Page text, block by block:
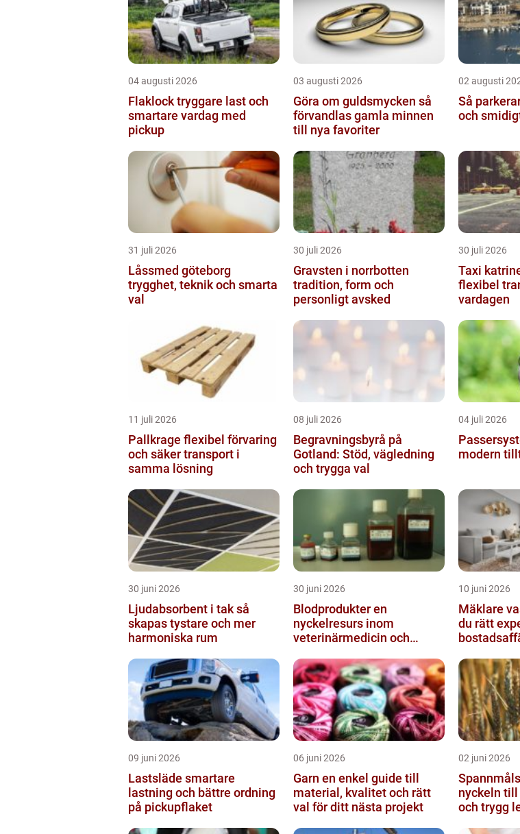
04 augusti 2026
Flaklock tryggare last och
smartare vardag med
pickup
03 augusti 2026
Göra om guldsmycken så
förvandlas gamla minnen
till nya favoriter
02 augusti
Så
och
31 juli 2026
Låssmed göteborg
trygghet, teknik och smarta
val
30 juli 2026
Gravsten i norrbotten
tradition, form och
personligt avsked
30 juli 2026
Taxi katrineholm
flexibel
vardagen
11 juli 2026
Pallkrage flexibel förvaring
och säker transport i
samma lösning
08 juli 2026
Begravningsbyrå på
Gotland: Stöd, vägledning
och trygga val
04 juli 2026
modern
30 juni 2026
Ljudabsorbent i tak så
skapas tystare och mer
harmoniska rum
30 juni 2026
Blodprodukter en
nyckelresurs inom
veterinärmedicin och
10 juni 2026
Mäklare
du rätt
09 juni 2026
Lastsläde smartare
lastning och bättre ordning
på pickupflaket
06 juni 2026
Garn en enkel guide till
material, kvalitet och rätt
val för ditt nästa projekt
02 juni 2026
nyckeln till
och trygg